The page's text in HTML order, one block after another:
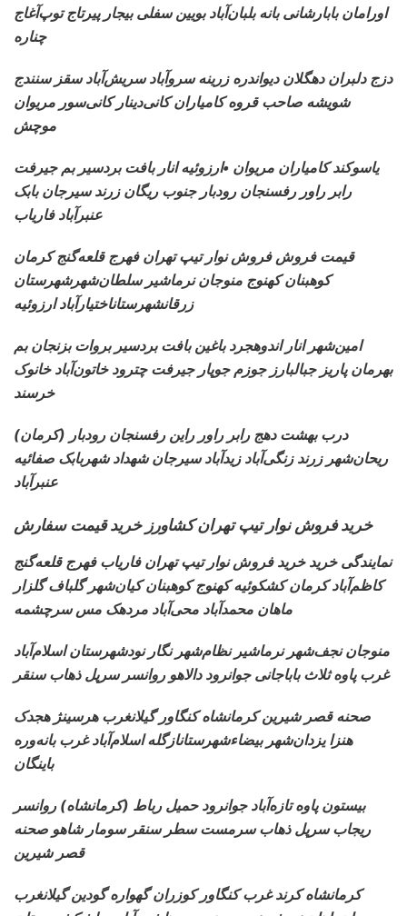
اورامان بابارشانی بانه بلبان‌آباد بویین سفلی بیجار پیرتاج توپ‌آغاج
چناره
دزج دلبران دهگلان دیواندره زرینه سروآباد سریش‌آباد سقز سنندج
شویشه صاحب قروه کامیاران کانی‌دینار کانی‌سور مریوان
موچش
یاسوکند کامیاران مریوان •ارزوئیه انار بافت بردسیر بم جیرفت
رابر راور رفسنجان رودبار جنوب ریگان زرند سیرجان بابک
عنبرآباد فاریاب
قیمت فروش فروش نوار تیپ تهرانفهرج قلعه‌گنج کرمان
کوهبنان کهنوج منوجان نرماشیر سلطان‌شهرشهرستان
زرقانشهرستاناختیارآباد ارزوئیه
امین‌شهر انار اندوهجردباغین بافت بردسیر بروات بزنجان بم
بهرمان پاریز جبالبارز جوزم جوپار جیرفت چترود خاتون‌آباد خانوک
خرسند
درب بهشت دهج رابر راور راین رفسنجان رودبار (کرمان)
ریحان‌شهر زرند زنگی‌آباد زیدآباد سیرجان شهداد شهربابک صفائیه
عنبرآباد
خرید فروش نوار تیپ تهران کشاورز خرید قیمت سفارش
نمایندگی خرید خرید فروش نوار تیپ تهرانفاریاب فهرج قلعه‌گنج
کاظم‌آباد کرمانکشکوئیه کهنوج کوهبنان کیان‌شهر گلباف گلزار
ماهان محمدآباد محی‌آباد مردهک مس سرچشمه
منوجان نجف‌شهر نرماشیرنظام‌شهر نگار نودشهرستان اسلام‌آباد
غرب پاوه ثلاث باباجانی جوانرود دالاهو روانسر سرپل ذهاب سنقر
صحنه قصر شیرین کرمانشاهکنگاور گیلانغرب هرسینژ هجدک
هنزا یزدان‌شهر بیضاءشهرستانازگله اسلام‌آباد غرب بانه‌وره
باینگان
بیستون پاوه تازه‌آباد جوانرودحمیل رباط (کرمانشاه) روانسر
ریجاب سرپل ذهاب سرمست سطر سنقر سومار شاهو صحنه
قصر شیرین
کرمانشاه کرند غربکنگاور کوزران گهواره گودین گیلانغرب